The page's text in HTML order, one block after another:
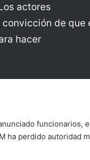
actores
de que
hacer
funcionarios,
ha perdido autoridad